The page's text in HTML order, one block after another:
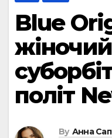
Blue
жіночий
політ
By Анна